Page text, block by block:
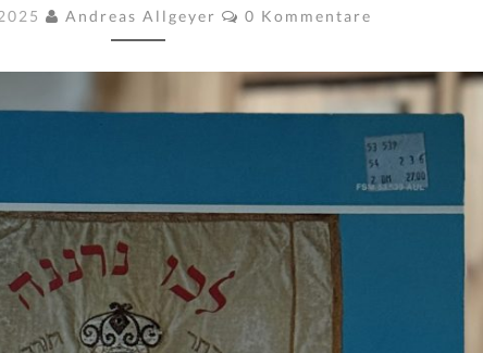
SYNAGOGALCHOR
BERLIN
„LECH
NERANENA
LASST
UNS
DEM
EWIGEN
JUBELN.
Andreas Allgeyer Kommentare
0 Kommentare